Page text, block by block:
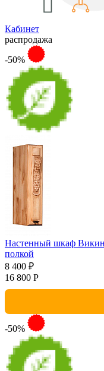
Кабинет
распродажа
-50%
Настенный шкаф
полкой
8 400 ₽
16 800 Р
-50%